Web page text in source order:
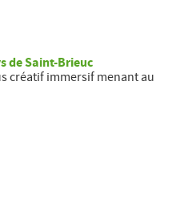
de Saint-Brieuc
créatif immersif menant au